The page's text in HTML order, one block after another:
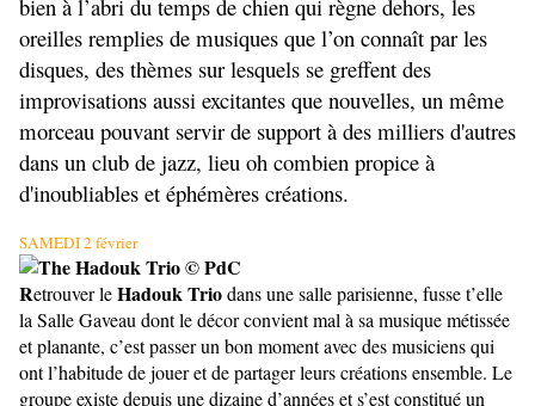
bien à l’abri du temps de chien qui règne dehors, les
oreilles remplies de musiques que l’on connaît par les
disques, des thèmes sur lesquels se greffent des
improvisations aussi excitantes que nouvelles, un même
morceau pouvant servir de support à des milliers d'autres
dans un club de jazz, lieu oh combien propice à
d'inoubliables et éphémères créations.
SAMEDI 2 février
Retrouver leHadouk Triodans une salle parisienne, fusse t’elle
la Salle Gaveau dont le décor convient mal à sa musique métissée
et planante, c’est passer un bon moment avec des musiciens qui
ont l’habitude de jouer et de partager leurs créations ensemble. Le
groupe existe depuis une dizaine d’années et s’est constitué un